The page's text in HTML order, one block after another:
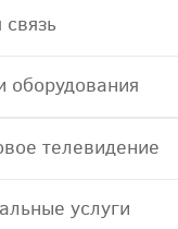
оборудования
телевидение
услуги